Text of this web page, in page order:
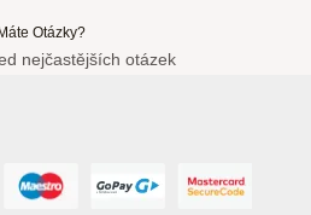
Otázky?
nejčastějších otázek